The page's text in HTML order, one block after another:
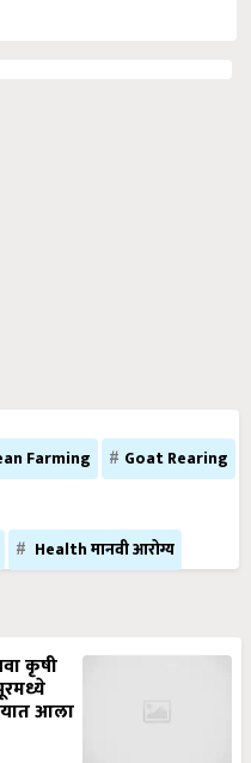
Farming
Goat Rearing
Health मानवी आरोग्य
कृषी
आला